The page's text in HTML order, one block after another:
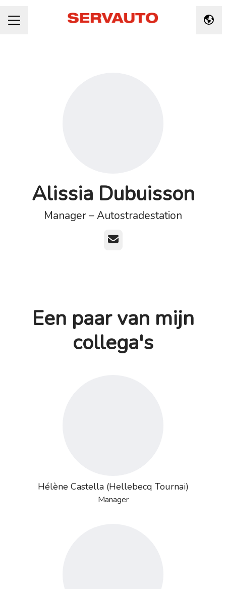
CARRIÈREMENU Taal
Alissia Dubuisson
Manager – Autostradestation
E-mailadres
Een paar van mijn
collega's
Hélène Castella (Hellebecq Tournai)
Manager